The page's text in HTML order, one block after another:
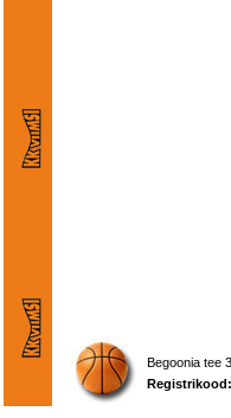
Begoonia tee
Registrikood: